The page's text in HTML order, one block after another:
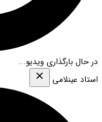
در حال بارگذاری ویدیو...
استاد عینلامی